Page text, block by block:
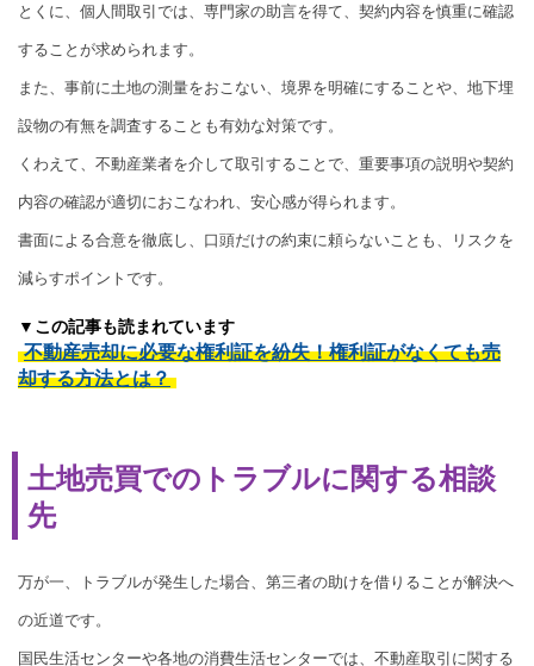
とくに、個人間取引では、専門家の助言を得て、契約内容を慎重に確認
することが求められます。
また、事前に土地の測量をおこない、境界を明確にすることや、地下埋
設物の有無を調査することも有効な対策です。
くわえて、不動産業者を介して取引することで、重要事項の説明や契約
内容の確認が適切におこなわれ、安心感が得られます。
書面による合意を徹底し、口頭だけの約束に頼らないことも、リスクを
減らすポイントです。
▼この記事も読まれています
不動産売却に必要な権利証を紛失！権利証がなくても売
却する方法とは？
土地売買でのトラブルに関する相談
先
万が一、トラブルが発生した場合、第三者の助けを借りることが解決へ
の近道です。
国民生活センターや各地の消費生活センターでは、不動産取引に関する